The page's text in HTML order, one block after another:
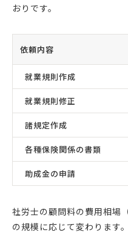
おりです。
依頼内容
就業規則作成
就業規則修正
諸規定作成
各種保険関係の書類
助成金の申請
社労士の顧問料の費用相場
の規模に応じて変わります。